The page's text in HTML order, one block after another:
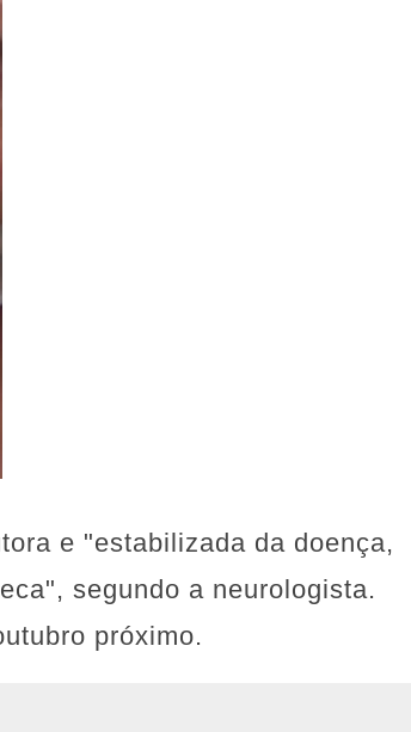
e "estabilizada da doença,
segundo a neurologista.
próximo.